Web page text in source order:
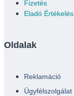
Fizetés
Eladó Értékelés
Oldalak
Reklamáció
Ügyfélszolgálat